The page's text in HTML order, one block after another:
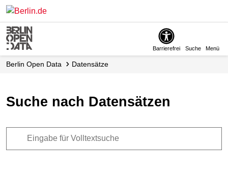
Skip
main
content
Barrierefrei Suche Menü
Berlin Open Data Datensätze
Suche nach Datensätzen